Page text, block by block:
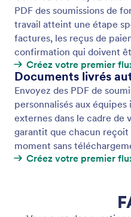
Approbations de
Simplifiez la prise de
approbations de groupe
Définissez des règles,
Boîte de réception
Jotform, et permettez à
donner son avis de